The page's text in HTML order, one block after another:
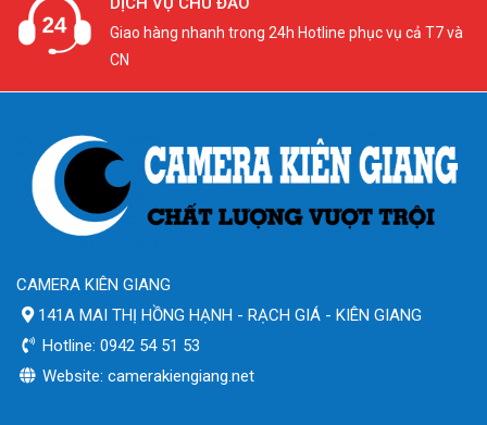
Giao hàng nhanh trong 24h Hotline phục vụ cả T7 và
CN
CAMERA KIÊN GIANG
141A MAI THỊ HỒNG HẠNH - RẠCH GIÁ - KIÊN GIANG
Hotline: 0942 54 51 53
Website: camerakiengiang.net